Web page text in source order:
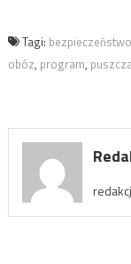
Tagi: bezpieczeństwo
obóz, program,